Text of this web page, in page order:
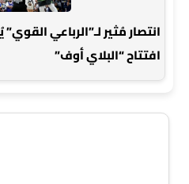
انتصار مُثير لـ”الرباعي
افتتاح “البلاي أوف”